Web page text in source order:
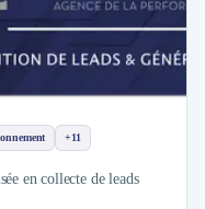
+11
en collecte de leads